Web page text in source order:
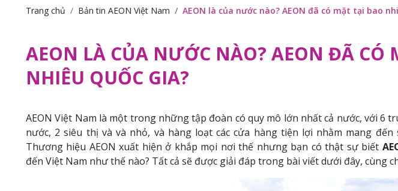
Trang chủ Bản tin AEON Việt Nam AEON là của nước nào? AEON đã có mặt tại bao
AEON LÀ CỦA NƯỚC NÀO? AEON ĐÃ CÓ
NHIÊU QUỐC GIA?
AEON Việt Nam là một trong những tập đoàn có quy mô lớn nhất cả nước, với 6
nước, 2 siêu thị và và nhỏ, và hàng loạt các cửa hàng tiện lợi nhằm mang
Thương hiệu AEON xuất hiện ở khắp mọi nơi thế nhưng bạn có thật sự biết
đến Việt Nam như thế nào? Tất cả sẽ được giải đáp trong bài viết dưới đây, cùng